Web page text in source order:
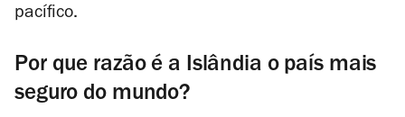
pacífico.
Por que razão é a Islândia o país mais
seguro do mundo?